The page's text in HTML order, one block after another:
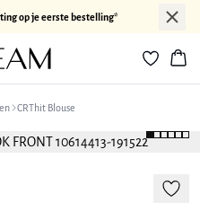
op je eerste bestelling*
CRThit Blouse